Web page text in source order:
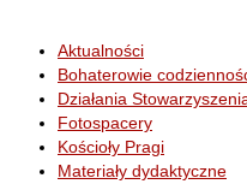
Aktualności
Bohaterowie
Działania
Fotospacery
Kościoły Pragi
Materiały dydaktyczne